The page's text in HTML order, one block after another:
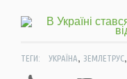
ТЕГИ: УКРАЇНА, ЗЕМЛЕТРУС,